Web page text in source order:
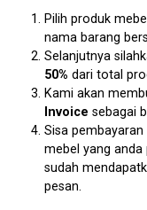
Pilih produk
nama barang
Selanjutnya
50% dari total
Kami akan
Invoice sebagai
Sisa pembayaran
mebel yang anda
sudah
pesan.